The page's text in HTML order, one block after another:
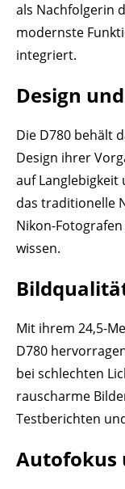
als Nachfolgerin
modernste
integriert.
Design
Die D780 behält
Design ihrer
auf Langlebigkeit
das traditionelle
Nikon-
wissen.
Mit ihrem 24,5-
D780
bei schlechten
rauscharme
Testberichten
Autofokus